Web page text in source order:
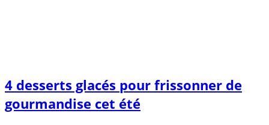
4 desserts glacés pour frissonner de
gourmandise cet été